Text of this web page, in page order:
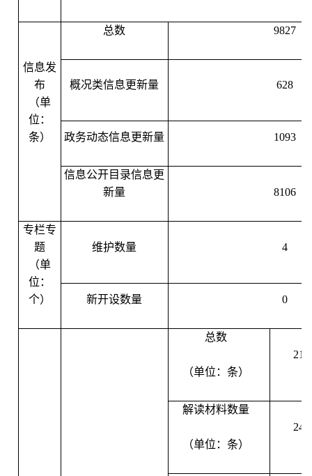
总数 9827
信息发
布
概况类信息更新量
628
（单
位：
条）
政务动态信息更新量 1093
信息公开目录信息更
新量
8106
专栏专
题
维护数量
4
（单
位：
个）
新开设数量 0
总数
21
（单位：条）
解读材料数量
24
（单位：条）